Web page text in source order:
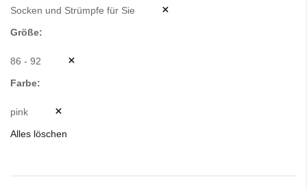
Socken und Strümpfe für Sie
Größe
86 - 92
Farbe
pink
Alles löschen